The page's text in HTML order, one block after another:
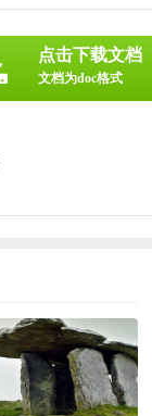
点击下载文档
文档为doc格式